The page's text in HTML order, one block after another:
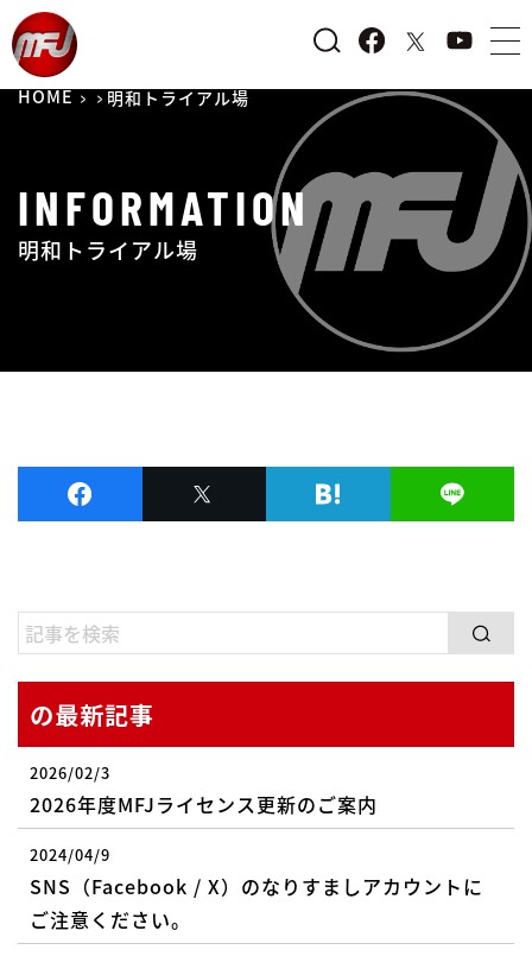
HOME 明和トライアル場
INFORMATION
明和トライアル場
の最新記事
2026/02/3
2026年度MFJライセンス更新のご案内
2024/04/9
SNS（Facebook / X）のなりすましアカウントに
ご注意ください。